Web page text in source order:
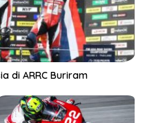
di ARRC Buriram